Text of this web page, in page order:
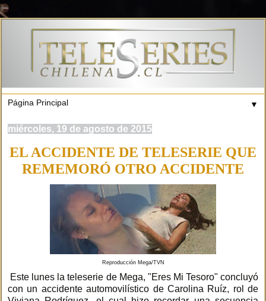
▼
miércoles, 19 de agosto de 2015
EL ACCIDENTE DE TELESERIE QUE
REMEMORÓ OTRO ACCIDENTE
Reproducción Mega/TVN
Este lunes la teleserie de Mega, "Eres Mi Tesoro" concluyó
con un accidente automovilístico de Carolina Ruíz, rol de